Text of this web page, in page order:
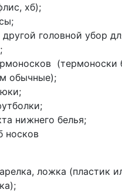
хб);
другой головной убор
(термоноски
обычные);
нижнего белья;
носков
ложка (пластик